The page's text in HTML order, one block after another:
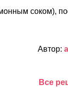
соком),
Автор:
Все